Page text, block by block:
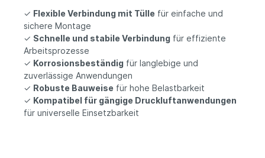
✓ Flexible Verbindung mit Tülle für einfache und
sichere Montage
✓ Schnelle und stabile Verbindung für effiziente
Arbeitsprozesse
✓ Korrosionsbeständig für langlebige und
zuverlässige Anwendungen
✓ Robuste Bauweise für hohe Belastbarkeit
✓ Kompatibel für gängige Druckluftanwendungen
für universelle Einsetzbarkeit